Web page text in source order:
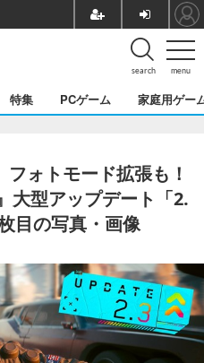
menu
search
特集 PCゲーム 家庭用ゲー
ォトモード拡張も！
大型アップデート「2.
目の写真・画像